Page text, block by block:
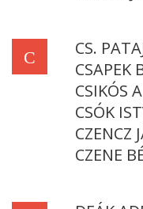
C
CS.
CSAPEK
CSIKÓS
CSÓK
CZENCZ
CZENE